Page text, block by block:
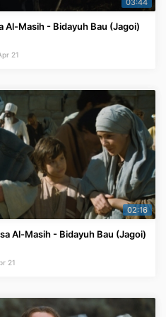
Al-Masih - Bidayuh Bau (Jagoi)
21
02:16
Al-Masih - Bidayuh Bau (Jagoi)
21